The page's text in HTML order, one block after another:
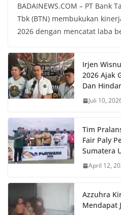
BADAINEWS.COM – PT Bank
Tbk (BTN) membukukan
2026 dengan mencatat laba
Irjen
2026 Ajak
Dan
Juli 10,
Tim
Fair Paly
Sumatera
April 12,
Azzuhra
Mendapat